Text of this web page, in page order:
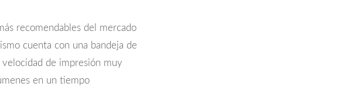
recomendables del mercado
cuenta con una bandeja de
velocidad de impresión muy
en un tiempo